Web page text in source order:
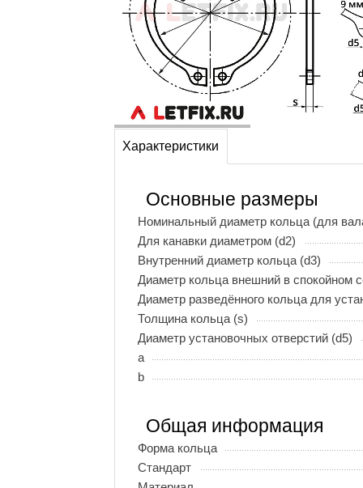
Характеристики
Основные размеры
Номинальный диаметр кольца (для
Для канавки диаметром (d2)
Внутренний диаметр кольца (d3)
Диаметр кольца внешний в спокойном
Диаметр разведённого кольца для
Толщина кольца (s)
Диаметр установочных отверстий (d5)
a
b
Общая информация
Форма кольца
Стандарт